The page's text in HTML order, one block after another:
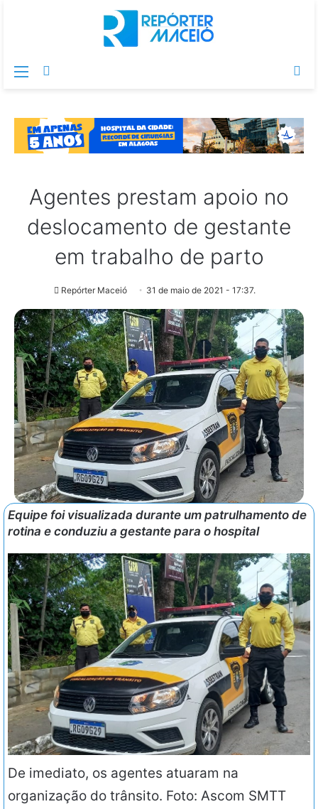
Menu
Agentes prestam apoio no
deslocamento de gestante
em trabalho de parto
Repórter Maceió 31 de maio de 2021 - 17:37.
Equipe foi visualizada durante um patrulhamento de
rotina e conduziu a gestante para o hospital
De imediato, os agentes atuaram na
organização do trânsito. Foto: Ascom SMTT